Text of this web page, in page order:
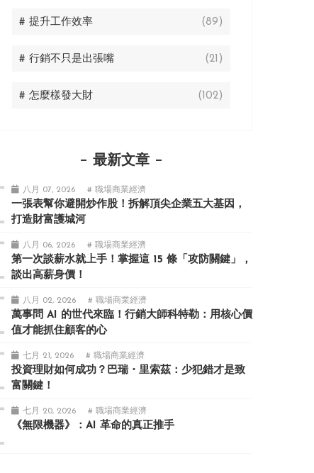
# 提升工作效率 (89)
# 行銷不只是出張嘴 (21)
# 怎麼樣發大財 (102)
最新文章
八月 07, 2026 # 職場商業經濟
一張表幫你避開炒作股！拆解頂尖企業五大基因，
打造財富護城河
八月 06, 2026 # 職場商業經濟
第一次談薪水就上手！掌握這 15 條「攻防關鍵」，
談出高薪身價！
八月 02, 2026 # 職場商業經濟
萬事問 AI 的世代來臨！行銷大師科特勒：用核心價
值才能抓住顧客的心
七月 21, 2026 # 職場商業經濟
投資理財如何成功？巴瑞・里索茲：少犯錯才是致
富關鍵！
七月 20, 2026 # 職場商業經濟
《無限機器》：AI 革命的真正推手